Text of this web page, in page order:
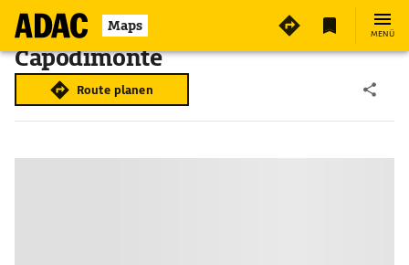
Maps MENÜ
Capodimonte
Route planen